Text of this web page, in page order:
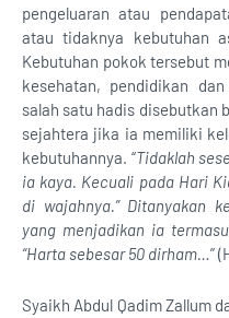
pengeluaran atau
atau tidaknya kebutuhan
Kebutuhan pokok tersebut
kesehatan, pendidikan
salah satu hadis disebutkan
sejahtera jika ia memiliki
kebutuhannya. “Tidaklah
ia kaya. Kecuali pada Hari
di wajahnya.” Ditanyakan
yang menjadikan ia
“Harta sebesar 50 dirham…”
Syaikh Abdul Qadim Zallum